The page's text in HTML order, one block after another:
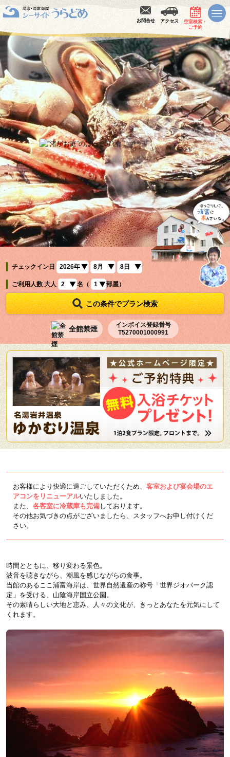
お問合せ アクセス
空室検索・
ご予約
チェックイン日
ご利用人数 大人 名（ 部屋）
この条件でプラン検索
全館禁煙
インボイス登録番号
T5270001000991
お客様により快適に過ごしていただくため、 客室および宴会場のエ
アコンをリニューアルいたしました。
また、 各客室に冷蔵庫も完備しております。
その他お気づきの点がございましたら、スタッフへお申し付けくだ
さい。
時間とともに、移り変わる景色。
波音を聴きながら、潮風を感じながらの食事。
当館のあるここ浦富海岸は、世界自然遺産の称号「世界ジオパーク認
定」を受ける、山陰海岸国立公園。
その素晴らしい大地と恵み、人々の文化が、きっとあなたを元気にして
くれます。